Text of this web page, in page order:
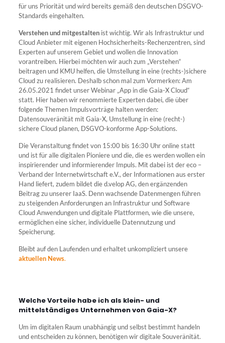
für uns Priorität und wird bereits gemäß den deutschen DSGVO-
Standards eingehalten.
Verstehen und mitgestaltenist wichtig. Wir als Infrastruktur und
Cloud Anbieter mit eigenen Hochsicherheits-Rechenzentren, sind
Experten auf unserem Gebiet und wollen die Innovation
vorantreiben. Hierbei möchten wir auch zum „Verstehen“
beitragen und KMU helfen, die Umstellung in eine (rechts-)sichere
Cloud zu realisieren. Deshalb schon mal zum Vormerken: Am
26.05.2021 findet unser Webinar „App in die Gaia-X Cloud“
statt. Hier haben wir renommierte Experten dabei, die über
folgende Themen Impulsvorträge halten werden:
Datensouveränität mit Gaia-X, Umstellung in eine (recht-)
sichere Cloud planen, DSGVO-konforme App-Solutions.
Die Veranstaltung findet von 15:00 bis 16:30 Uhr online statt
und ist für alle digitalen Pioniere und die, die es werden wollen ein
inspirierender und informierender Impuls. Mit dabei ist der eco –
Verband der Internetwirtschaft e.V., der Informationen aus erster
Hand liefert, zudem bildet die d.velop AG, den ergänzenden
Beitrag zu unserer IaaS. Denn wachsende Datenmengen führen
zu steigenden Anforderungen an Infrastruktur und Software
Cloud Anwendungen und digitale Plattformen, wie die unsere,
ermöglichen eine sicher, individuelle Datennutzung und
Speicherung.
Bleibt auf den Laufenden und erhaltet unkompliziert unsere
aktuellen News.
Welche Vorteile habe ich als klein- und
mittelständiges Unternehmen von Gaia-X?
Um im digitalen Raum unabhängig und selbst bestimmt handeln
und entscheiden zu können, benötigen wir digitale Souveränität.